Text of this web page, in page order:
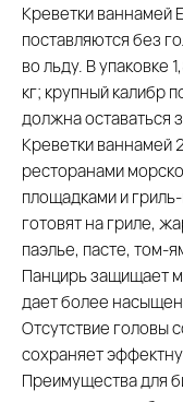
Креветки ваннамей
поставляются без
во льду. В упаковке
кг; крупный калибр
должна оставаться
Креветки ваннамей
ресторанами
площадками и
готовят на гриле,
паэлье, пасте, том-
Панцирь защищает
дает более
Отсутствие головы
сохраняет
Преимущества для